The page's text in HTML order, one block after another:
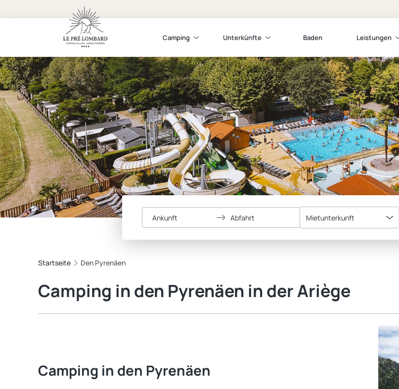
Camping Unterkünfte Baden Leistungen
Ankunft Abfahrt Mietunterkunft
Startseite Den Pyrenäen
Camping in den Pyrenäen in der Ariège
Camping in den Pyrenäen